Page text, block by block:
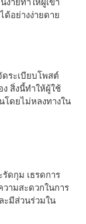
ง่ายทําให้ผู้เข้า
ด้อย่างง่ายดาย
ระเบียบโพสต์
สิ่งนี้ทําให้ผู้ใช้
โดยไม่หลงทางใน
ดกุม เธรดการ
ามสะดวกในการ
ะมีส่วนร่วมใน